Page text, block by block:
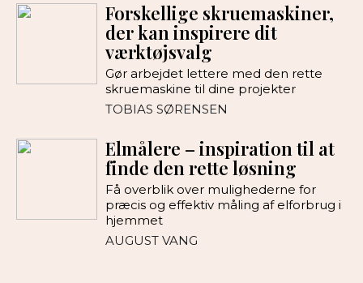
Forskellige skruemaskiner,
der kan inspirere dit
værktøjsvalg
Gør arbejdet lettere med den rette
skruemaskine til dine projekter
TOBIAS SØRENSEN
Elmålere – inspiration til at
finde den rette løsning
Få overblik over mulighederne for
præcis og effektiv måling af elforbrug i
hjemmet
AUGUST VANG